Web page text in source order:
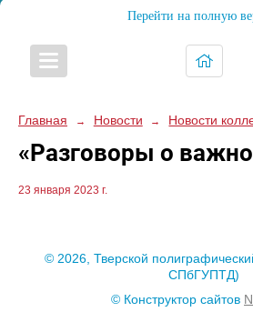
Перейти на полную
Главная → Новости → Новости
«Разговоры о
23 января 2023 г.
© 2026, Тверской
СПбГУПТД)
© Конструктор сайтов